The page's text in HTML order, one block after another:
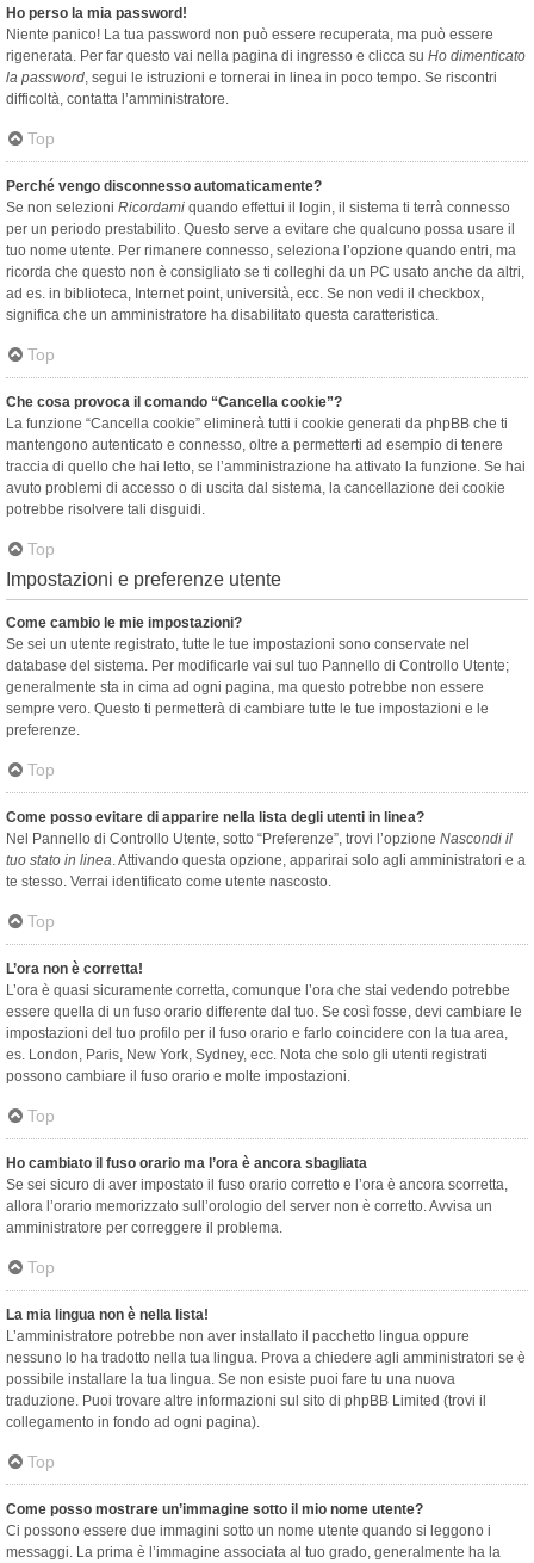
Ho perso la mia password!
Niente panico! La tua password non può essere recuperata, ma può essere
rigenerata. Per far questo vai nella pagina di ingresso e clicca su Ho dimenticato
la password, segui le istruzioni e tornerai in linea in poco tempo. Se riscontri
difficoltà, contatta l’amministratore.
Top
Perché vengo disconnesso automaticamente?
Se non selezioni Ricordami quando effettui il login, il sistema ti terrà connesso
per un periodo prestabilito. Questo serve a evitare che qualcuno possa usare il
tuo nome utente. Per rimanere connesso, seleziona l’opzione quando entri, ma
ricorda che questo non è consigliato se ti colleghi da un PC usato anche da altri,
ad es. in biblioteca, Internet point, università, ecc. Se non vedi il checkbox,
significa che un amministratore ha disabilitato questa caratteristica.
Top
Che cosa provoca il comando “Cancella cookie”?
La funzione “Cancella cookie” eliminerà tutti i cookie generati da phpBB che ti
mantengono autenticato e connesso, oltre a permetterti ad esempio di tenere
traccia di quello che hai letto, se l’amministrazione ha attivato la funzione. Se hai
avuto problemi di accesso o di uscita dal sistema, la cancellazione dei cookie
potrebbe risolvere tali disguidi.
Top
Impostazioni e preferenze utente
Come cambio le mie impostazioni?
Se sei un utente registrato, tutte le tue impostazioni sono conservate nel
database del sistema. Per modificarle vai sul tuo Pannello di Controllo Utente;
generalmente sta in cima ad ogni pagina, ma questo potrebbe non essere
sempre vero. Questo ti permetterà di cambiare tutte le tue impostazioni e le
preferenze.
Top
Come posso evitare di apparire nella lista degli utenti in linea?
Nel Pannello di Controllo Utente, sotto “Preferenze”, trovi l’opzione Nascondi il
tuo stato in linea. Attivando questa opzione, apparirai solo agli amministratori e a
te stesso. Verrai identificato come utente nascosto.
Top
L’ora non è corretta!
L’ora è quasi sicuramente corretta, comunque l’ora che stai vedendo potrebbe
essere quella di un fuso orario differente dal tuo. Se così fosse, devi cambiare le
impostazioni del tuo profilo per il fuso orario e farlo coincidere con la tua area,
es. London, Paris, New York, Sydney, ecc. Nota che solo gli utenti registrati
possono cambiare il fuso orario e molte impostazioni.
Top
Ho cambiato il fuso orario ma l’ora è ancora sbagliata
Se sei sicuro di aver impostato il fuso orario corretto e l’ora è ancora scorretta,
allora l’orario memorizzato sull’orologio del server non è corretto. Avvisa un
amministratore per correggere il problema.
Top
La mia lingua non è nella lista!
L’amministratore potrebbe non aver installato il pacchetto lingua oppure
nessuno lo ha tradotto nella tua lingua. Prova a chiedere agli amministratori se è
possibile installare la tua lingua. Se non esiste puoi fare tu una nuova
traduzione. Puoi trovare altre informazioni sul sito di phpBB Limited (trovi il
collegamento in fondo ad ogni pagina).
Top
Come posso mostrare un’immagine sotto il mio nome utente?
Ci possono essere due immagini sotto un nome utente quando si leggono i
messaggi. La prima è l’immagine associata al tuo grado, generalmente ha la